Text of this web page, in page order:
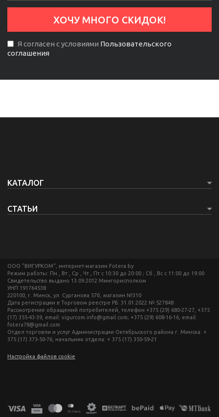
Я согласен с условиями Пользовательского
соглашения
КАТАЛОГ
СТАТЬИ
ООО "ВИГУРКОМ", интернет-магазин Fotera.by
Режим работы: Пн , Вт , Ср , Чт , Пт c 10:30 до 20:00 ; Сб , Вс c 11:00 до 19:00
Свидетельство выдано 13.09.2012 Мингорисполком
УНП 191764538
220100, г. Минск, ул. Сурганова 57б, магазин №310
Дата регистрации в Торговом реестре РБ: 31.01.2022 № 527848
Рассмотрение обращений потребителей, телефон +375 (29) 680-27-27, +375
(17) 355-43-39, email: vigurcom.info@gmail.com; +375 (29) 608-16-16, email:
fotera78@gmail.com
Отдел торговли и услуг Администрации Октябрьского района г. Минска: +
375 (17) 373-50-76, начальник отдела: + 375 (17) 350-59-21
Настройка файлов cookie